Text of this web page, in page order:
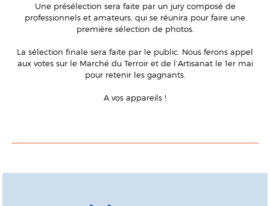
Une présélection sera faite par un jury composé de
professionnels et amateurs, qui se réunira pour faire une
première sélection de photos.
La sélection finale sera faite par le public. Nous ferons appel
aux votes sur le Marché du Terroir et de l’Artisanat le 1er mai
pour retenir les gagnants.
A vos appareils !